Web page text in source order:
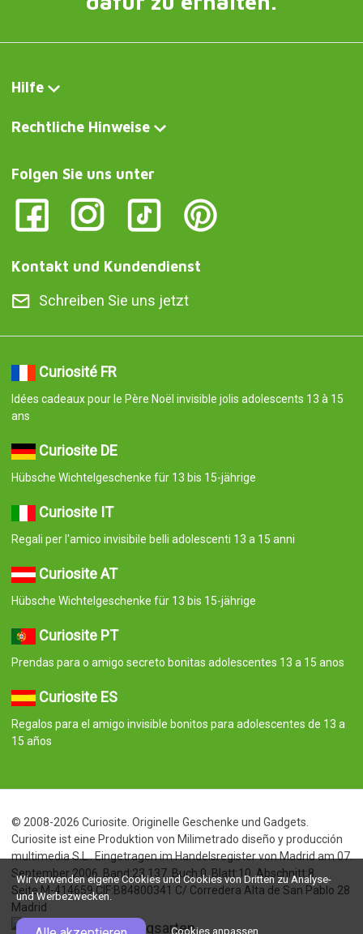
Hilfe
Rechtliche Hinweise
Folgen Sie uns unter
Kontakt und Kundendienst
Schreiben Sie uns jetzt
Curiosité FR
Idées cadeaux pour le Père Noël invisible jolis adolescents 13 à 15
ans
Curiosite DE
Hübsche Wichtelgeschenke für 13 bis 15-jährige
Curiosite IT
Regali per l'amico invisibile belli adolescenti 13 a 15 anni
Curiosite AT
Hübsche Wichtelgeschenke für 13 bis 15-jährige
Curiosite PT
Prendas para o amigo secreto bonitas adolescentes 13 a 15 anos
Curiosite ES
Regalos para el amigo invisible bonitos para adolescentes de 13 a
15 años
© 2008-2026 Curiosite. Originelle Geschenke und Gadgets.
Curiosite ist eine Produktion von Milimetrado diseño y producción
multimedia S.L.. Eingetragen im Handelsregister von Madrid am 07.
September 2006. Band:23.137. Buch:0. Blatt:10. Abschnitt:8.
Seite:M-414659 CIF:B84800341 C/ Corredera Alta de San Pablo 28
Madrid
Wir verwenden eigene Cookies und Cookies von Dritten zu Analyse-
und Werbezwecken.
Cookies anpassen